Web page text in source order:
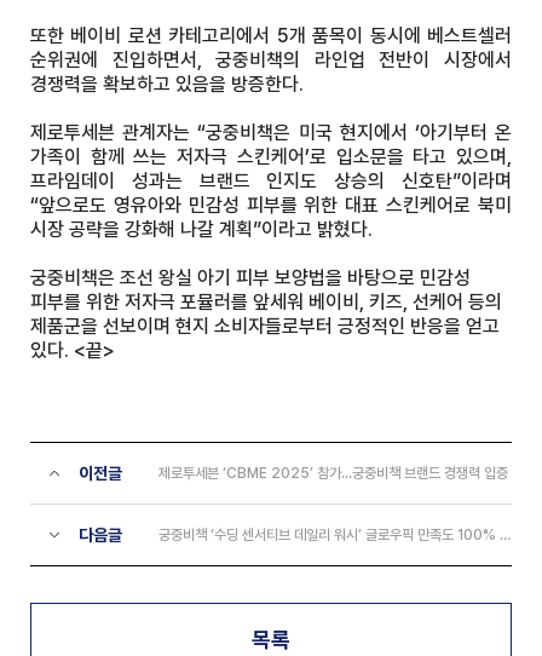
또한 베이비 로션 카테고리에서 5개 품목이 동시에 베스트셀러
순위권에 진입하면서, 궁중비책의 라인업 전반이 시장에서
경쟁력을 확보하고 있음을 방증한다.
제로투세븐 관계자는 “궁중비책은 미국 현지에서 ‘아기부터 온
가족이 함께 쓰는 저자극 스킨케어’로 입소문을 타고 있으며,
프라임데이 성과는 브랜드 인지도 상승의 신호탄”이라며
“앞으로도 영유아와 민감성 피부를 위한 대표 스킨케어로 북미
시장 공략을 강화해 나갈 계획”이라고 밝혔다.
궁중비책은 조선 왕실 아기 피부 보양법을 바탕으로 민감성
피부를 위한 저자극 포뮬러를 앞세워 베이비, 키즈, 선케어 등의
제품군을 선보이며 현지 소비자들로부터 긍정적인 반응을 얻고
있다. <끝>
이전글 제로투세븐 ‘CBME 2025’ 참가...궁중비책 브랜드 경쟁력 입증
다음글 궁중비책 ‘수딩 센서티브 데일리 워시’ 글로우픽 만족도 100% 달성
목록